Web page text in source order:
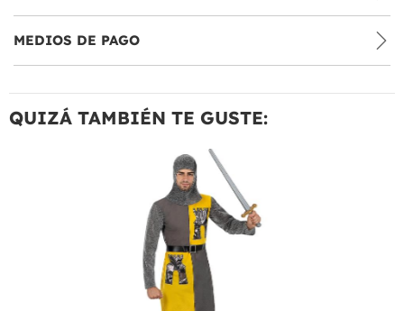
MEDIOS DE PAGO
QUIZÁ TAMBIÉN TE GUSTE: